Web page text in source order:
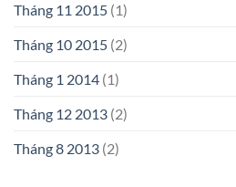
Tháng 11 2015 (1)
Tháng 10 2015 (2)
Tháng 1 2014 (1)
Tháng 12 2013 (2)
Tháng 8 2013 (2)